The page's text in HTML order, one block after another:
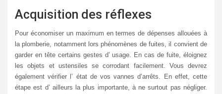
Acquisition des réflexes
Pour économiser un maximum en termes de dépenses allouées à
la plomberie, notamment lors phénomènes de fuites, il convient de
garder en tête certains gestes d’ usage. En cas de fuite, éloignez
les objets et ustensiles se corrodant facilement. Vous devrez
également vérifier l’ état de vos vannes d’arrêts. En effet, cette
étape est d’ ailleurs la plus importante, à ne surtout pas négliger.